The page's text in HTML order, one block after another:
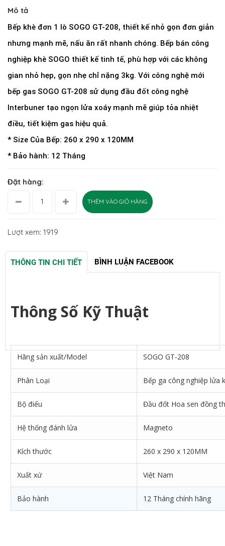
Mô tả
Bếp khè đơn 1 lò SOGO GT-208, thiết kế nhỏ gọn đơn giản
nhưng mạnh mẽ, nấu ăn rất nhanh chóng. Bếp bán công
nghiệp khè SOGO thiết kế tinh tế, phù hợp với các không
gian nhỏ hẹp, gọn nhẹ chỉ nặng 3kg. Với công nghệ mới
bếp gas SOGO GT-208 sử dụng đầu đốt công nghệ
Interbuner tạo ngọn lửa xoáy mạnh mẽ giúp tỏa nhiệt
điều, tiết kiệm gas hiệu quả.
* Size Của Bếp: 260 x 290 x 120MM
* Bảo hành: 12 Tháng
Đặt hàng:
THÊM VÀO GIỎ HÀNG
Lượt xem: 1919
THÔNG TIN CHI TIẾT BÌNH LUẬN FACEBOOK
Thông Số Kỹ Thuật
Hãng sản xuất/Model SOGO GT-208
Phân Loại Bếp ga công nghiệp lửa
Bộ điếu Đầu đốt Hoa sen đồng
Hệ thống đánh lửa Magneto
Kích thước 260 x 290 x 120MM
Xuất xứ Việt Nam
Bảo hành 12 Tháng chính hãng